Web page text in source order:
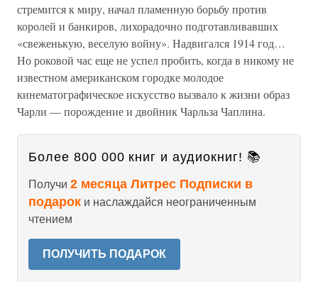
стремится к миру, начал пламенную борьбу против
королей и банкиров, лихорадочно подготавливавших
«свеженькую, веселую войну». Надвигался 1914 год…
Но роковой час еще не успел пробить, когда в никому не
известном американском городке молодое
кинематографическое искусство вызвало к жизни образ
Чарли — порождение и двойник Чарльза Чаплина.
Более 800 000 книг и аудиокниг! 📚
Получи 2 месяца Литрес Подписки в
подарок и наслаждайся неограниченным
чтением
ПОЛУЧИТЬ ПОДАРОК